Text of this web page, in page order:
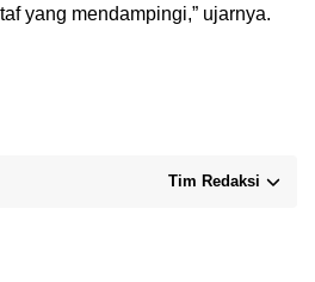
yang mendampingi,” ujarnya.
Tim Redaksi